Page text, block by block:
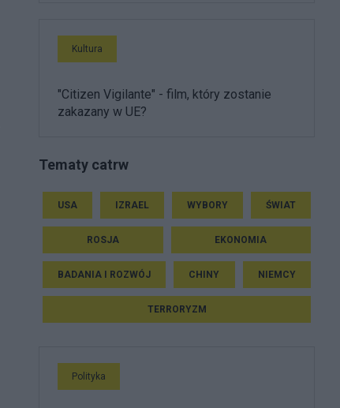
Kultura
"Citizen Vigilante" - film, który zostanie
zakazany w UE?
Tematy catrw
USA IZRAEL WYBORY ŚWIAT
ROSJA EKONOMIA
BADANIA I ROZWÓJ CHINY NIEMCY
TERRORYZM
Polityka